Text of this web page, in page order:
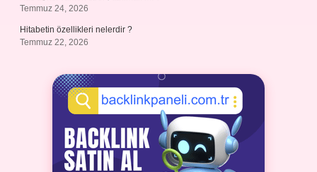
Temmuz 24, 2026
Hitabetin özellikleri nelerdir ?
Temmuz 22, 2026